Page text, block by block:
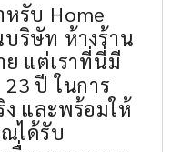
หรับ Home
ริษัท ห้างร้าน
ย แต่เราที่นี่มี
ปี ในการ
ง และพร้อมให้
ได้รับ